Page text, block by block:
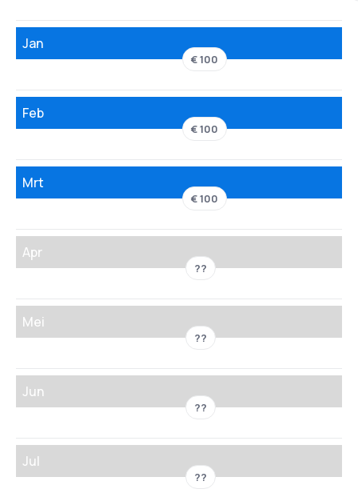
Jan
€ 100
Feb
€ 100
Mrt
€ 100
Apr
??
Mei
??
Jun
??
Jul
??